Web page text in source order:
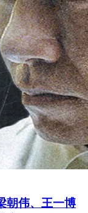
朝伟、王一博